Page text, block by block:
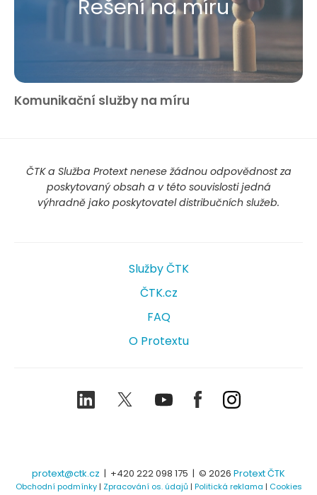
Řešení na míru
Komunikační služby na míru
ČTK a Služba Protext nenese žádnou odpovědnost za
poskytovaný obsah a v této souvislosti jedná
výhradně jako poskytovatel distribučních služeb.
Služby ČTK
ČTK.cz
FAQ
O Protextu
LinkedIn TwitterYoutubeFacebookInstagram
protext@ctk.cz | +420 222 098 175 | © 2026 Protext ČTK
Obchodní podmínky| Zpracování os. údajů| Politická reklama | Cookies